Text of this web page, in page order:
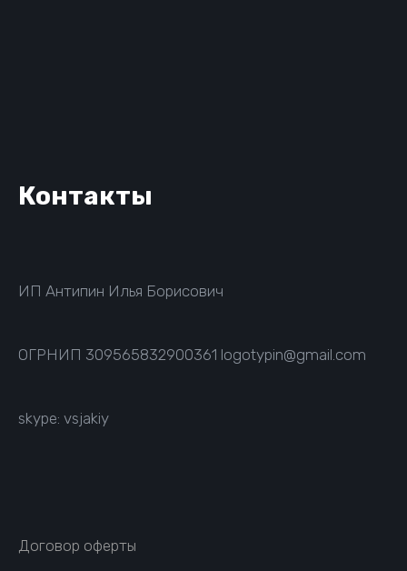
Контакты
ИП Антипин Илья Борисович
ОГРНИП 309565832900361 logotypin@gmail.com
skype: vsjakiy
Договор оферты